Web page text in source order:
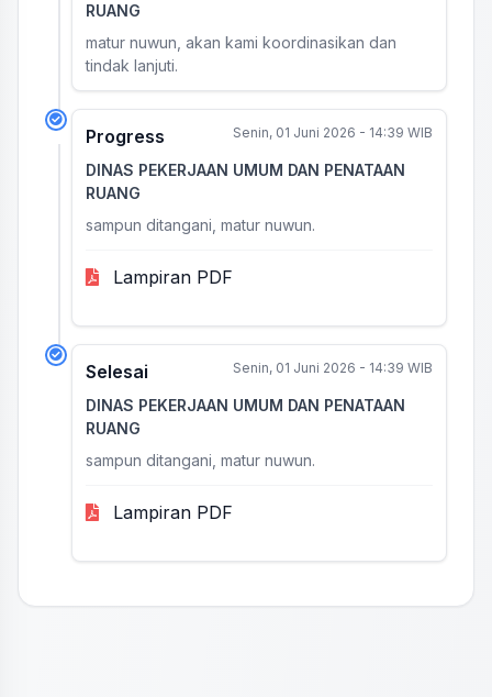
RUANG
matur nuwun, akan kami koordinasikan dan
tindak lanjuti.
Progress Senin, 01 Juni 2026 - 14:39 WIB
DINAS PEKERJAAN UMUM DAN PENATAAN
RUANG
sampun ditangani, matur nuwun.
Lampiran PDF
Selesai Senin, 01 Juni 2026 - 14:39 WIB
DINAS PEKERJAAN UMUM DAN PENATAAN
RUANG
sampun ditangani, matur nuwun.
Lampiran PDF